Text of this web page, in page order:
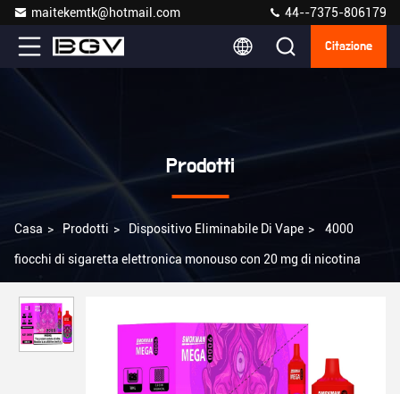
maitekemtk@hotmail.com 44--7375-806179
Citazione
Prodotti
Casa > Prodotti > Dispositivo Eliminabile Di Vape > 4000
fiocchi di sigaretta elettronica monouso con 20 mg di nicotina